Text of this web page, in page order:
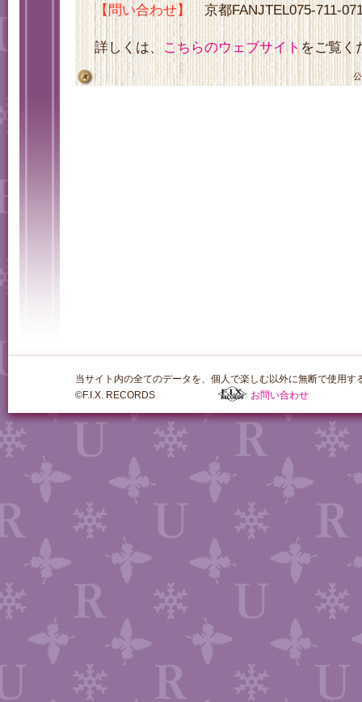
【問い合わせ】京都FANJTEL075-711-
詳しくは、 こちらのウェブサイト をご覧く
当サイト内の全てのデータを、個人で楽しむ以外に無断で使用す
©F.I.X. RECORDS
お問い合わせ